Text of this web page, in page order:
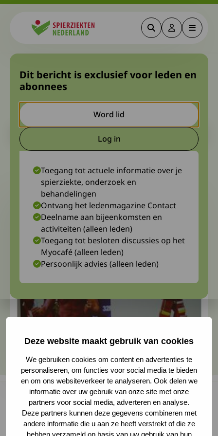
Deze website maakt gebruik van cookies
We gebruiken cookies om content en advertenties te
personaliseren, om functies voor social media te bieden
en om ons websiteverkeer te analyseren. Ook delen we
informatie over uw gebruik van onze site met onze
partners voor social media, adverteren en analyse.
Deze partners kunnen deze gegevens combineren met
andere informatie die u aan ze heeft verstrekt of die ze
hebben verzameld op basis van uw gebruik van hun
ZoekenDeze link
Menu
Geslaagd CIDP-programma
op het Spierziektecongres
2023
Let op. Dit is een ouder bericht. Het kan zijn dat de inhoud niet
meer actueel is.
Op zaterdag 16 september 2023 werd in
Dit bericht is exclusief voor leden en
abonnees
Word lid
Log inDeze link gaat naar een
Toegang tot actuele informatie over je
spierziekte, onderzoek en
behandelingen
Ontvang het ledenmagazine Contact
Deelname aan bijeenkomsten en
activiteiten (alleen leden)
Toegang tot besloten discussies op het
Myocafé (alleen leden)
Persoonlijk advies (alleen leden)